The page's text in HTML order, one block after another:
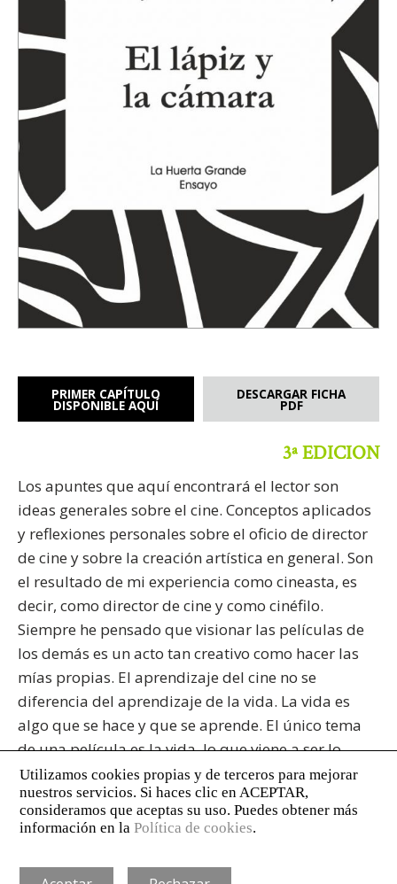
PRIMER CAPÍTULO
DISPONIBLE AQUÍ
DESCARGAR FICHA
PDF
3ª EDICION
Los apuntes que aquí encontrará el lector son
ideas generales sobre el cine. Conceptos aplicados
y reflexiones personales sobre el oficio de director
de cine y sobre la creación artística en general. Son
el resultado de mi experiencia como cineasta, es
decir, como director de cine y como cinéfilo.
Siempre he pensado que visionar las películas de
los demás es un acto tan creativo como hacer las
mías propias. El aprendizaje del cine no se
diferencia del aprendizaje de la vida. La vida es
algo que se hace y que se aprende. El único tema
de una película es la vida, lo que viene a ser lo
mismo que decir que el único tema de una película
es el cine.